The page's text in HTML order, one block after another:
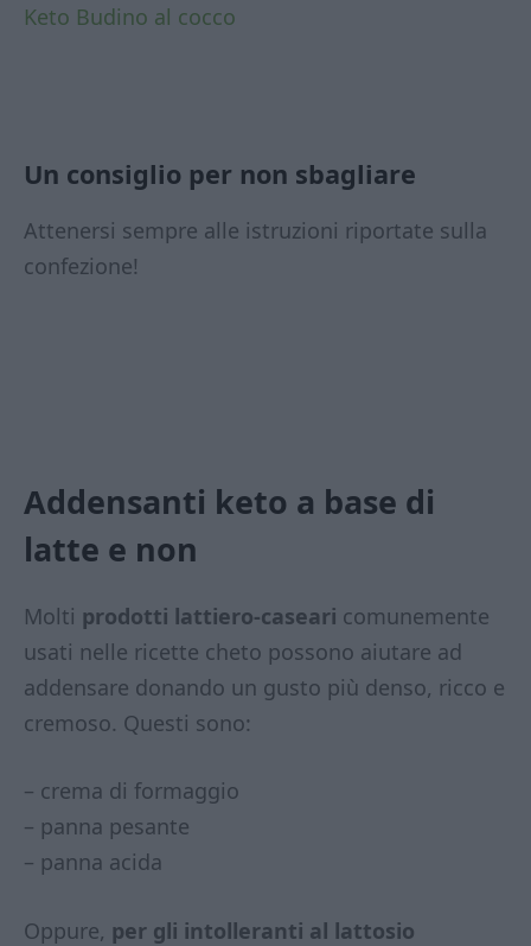
Keto Budino al cocco
Un consiglio per non sbagliare
Attenersi sempre alle istruzioni riportate sulla
confezione!
Addensanti keto a base di
latte e non
Molti prodotti lattiero-caseari comunemente
usati nelle ricette cheto possono aiutare ad
addensare donando un gusto più denso, ricco e
cremoso. Questi sono:
– crema di formaggio
– panna pesante
– panna acida
Oppure, per gli intolleranti al lattosio